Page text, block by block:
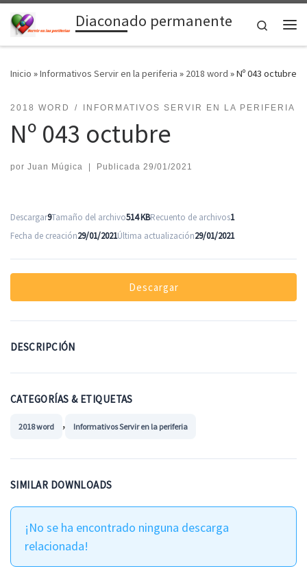
Saltar al contenidoDiaconado permanente
Search
Inicio »Informativos Servir en la periferia » 2018 word »Nº 043 octubre
2018 WORD INFORMATIVOS SERVIR EN LA PERIFERIA
Nº 043 octubre
por Juan Múgica | Publicada 29/01/2021
Descargar9Tamaño del archivo514 KBRecuento de archivos1
Fecha de creación29/01/2021Última actualización29/01/2021
Descargar
DESCRIPCIÓN
CATEGORÍAS & ETIQUETAS
2018 word , Informativos Servir en la periferia
SIMILAR DOWNLOADS
¡No se ha encontrado ninguna descarga
relacionada!